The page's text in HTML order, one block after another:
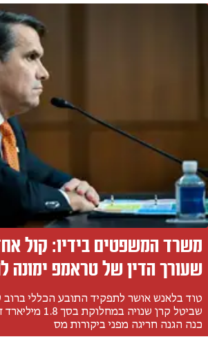
משרד המשפטים בידיו: קול
שעורך הדין של טראמפ ימונה
שביטל קרן שנויה
כנה הגנה חריגה מפני ביקורות מס